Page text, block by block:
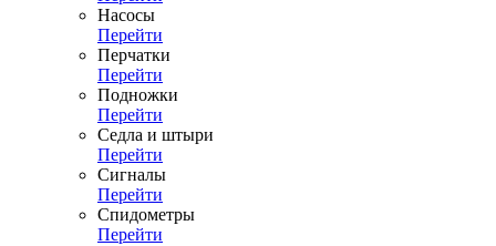
Насосы
Перейти
Перчатки
Перейти
Подножки
Перейти
Седла и штыри
Перейти
Сигналы
Перейти
Спидометры
Перейти